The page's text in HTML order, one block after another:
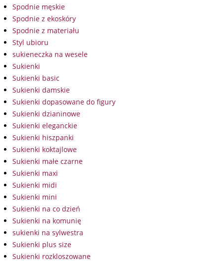
Spodnie męskie
Spodnie z ekoskóry
Spodnie z materiału
Styl ubioru
sukieneczka na wesele
Sukienki
Sukienki basic
Sukienki damskie
Sukienki dopasowane do figury
Sukienki dzianinowe
Sukienki eleganckie
Sukienki hiszpanki
Sukienki koktajlowe
Sukienki małe czarne
Sukienki maxi
Sukienki midi
Sukienki mini
Sukienki na co dzień
Sukienki na komunię
sukienki na sylwestra
Sukienki plus size
Sukienki rozkloszowane